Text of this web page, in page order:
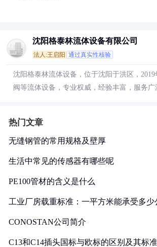
沈阳格泰林流体设备有限公司
法人:王启阳 通过真实性核验
沈阳格泰林流体设备，位于沈阳于洪区，
阀等流体设备，专业权威，经验丰富，服务广
热门文章
无缝钢管的常用规格及壁厚
生活中常见的传感器有哪些呢
PE100管材的含义是什么
工业厂房载重标准：一平方米能承受多少
CONOSTAN公司简介
C13和C14插头国标与欧标的区别及其标